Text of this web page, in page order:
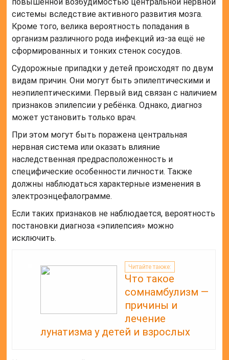
системы вследствие активного развития мозга.
Кроме того, велика вероятность попадания в
организм различного рода инфекций из-за ещё не
сформированных и тонких стенок сосудов.
Судорожные припадки у детей происходят по двум
видам причин. Они могут быть эпилептическими и
неэпилептическими. Первый вид связан с наличием
признаков эпилепсии у ребёнка. Однако, диагноз
может установить только врач.
При этом могут быть поражена центральная
нервная система или оказать влияние
наследственная предрасположенность и
специфические особенности личности. Также
должны наблюдаться характерные изменения в
электроэнцефалограмме.
Если таких признаков не наблюдается, вероятность
постановки диагноза «эпилепсия» можно
исключить.
Читайте также:
Что такое
сомнамбулизм —
причины и
лечение
лунатизма у детей и взрослых